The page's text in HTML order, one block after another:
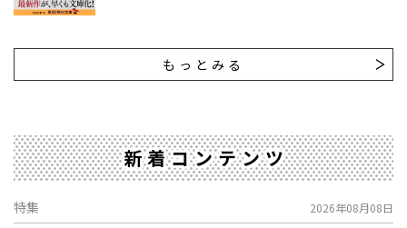
もっとみる
新着コンテンツ
特集 2026年08月08日